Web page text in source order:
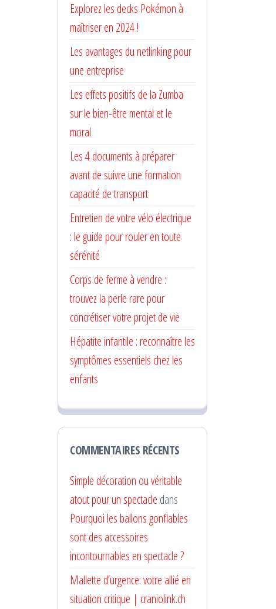
Explorez les decks Pokémon à
maîtriser en 2024 !
Les avantages du netlinking pour
une entreprise
Les effets positifs de la Zumba
sur le bien-être mental et le
moral
Les 4 documents à préparer
avant de suivre une formation
capacité de transport
Entretien de votre vélo électrique
: le guide pour rouler en toute
sérénité
Corps de ferme à vendre :
trouvez la perle rare pour
concrétiser votre projet de vie
Hépatite infantile : reconnaître les
symptômes essentiels chez les
enfants
COMMENTAIRES RÉCENTS
Simple décoration ou véritable
atout pour un spectacle dans
Pourquoi les ballons gonflables
sont des accessoires
incontournables en spectacle ?
Mallette d’urgence: votre allié en
situation critique | craniolink.ch